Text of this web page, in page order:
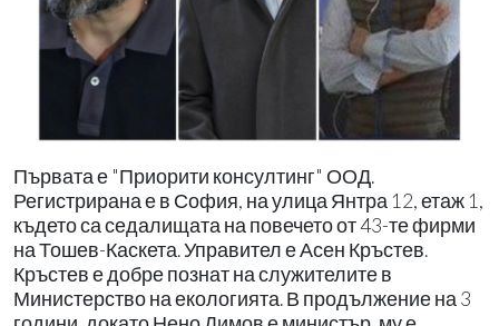
Първата е "Приорити консултинг" ООД.
Регистрирана е в София, на улица Янтра 12, етаж 1,
където са седалищата на повечето от 43-те фирми
на Тошев-Каскета. Управител е Асен Кръстев.
Кръстев е добре познат на служителите в
Министерство на екологията. В продължение на 3